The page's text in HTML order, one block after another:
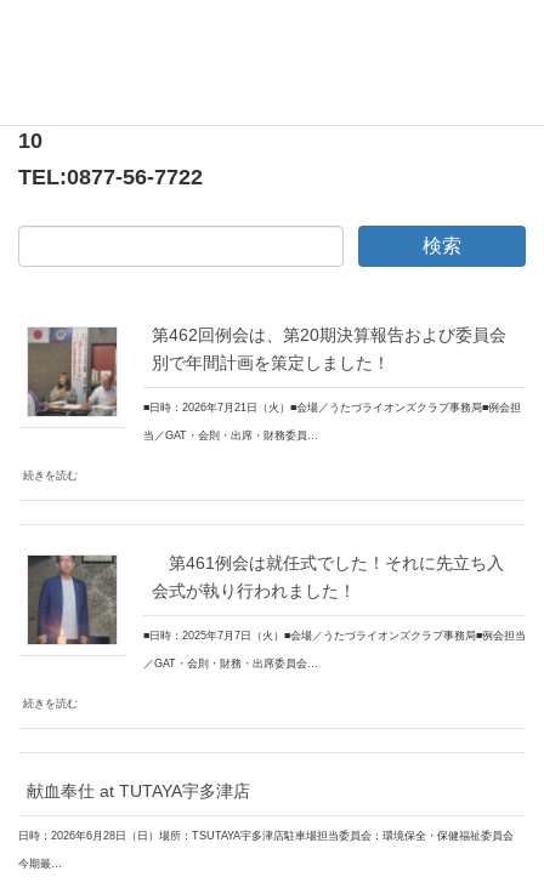
10
TEL:0877-56-7722
第462回例会は、第20期決算報告および委員会
別で年間計画を策定しました！
■日時：2026年7月21日（火）■会場／うたづライオンズクラブ事務局■例会担
当／GAT・会則・出席・財務委員…
続きを読む
第461例会は就任式でした！それに先立ち入
会式が執り行われました！
■日時：2025年7月7日（火）■会場／うたづライオンズクラブ事務局■例会担当
／GAT・会則・財務・出席委員会…
続きを読む
献血奉仕 at TUTAYA宇多津店
日時：2026年6月28日（日）場所：TSUTAYA宇多津店駐車場担当委員会：環境保全・保健福祉委員会
今期最…